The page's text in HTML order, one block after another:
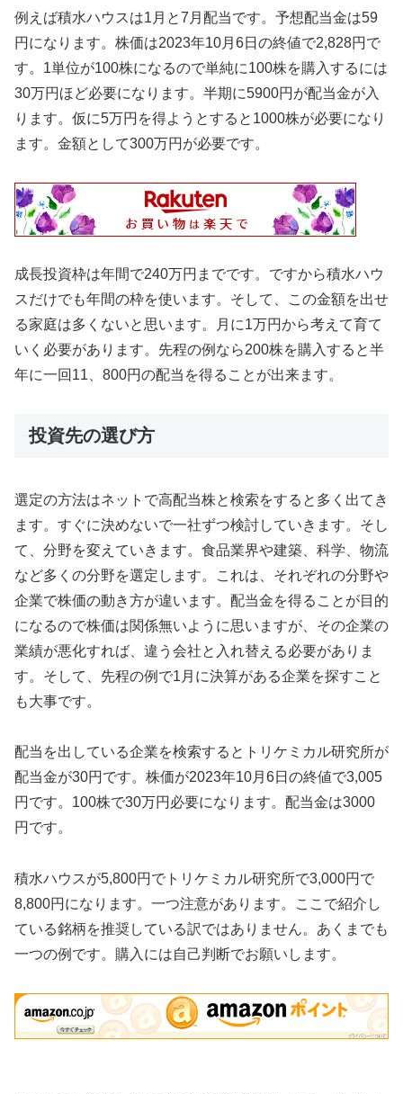
例えば積水ハウスは1月と7月配当です。予想配当金は59
円になります。株価は2023年10月6日の終値で2,828円で
す。1単位が100株になるので単純に100株を購入するには
30万円ほど必要になります。半期に5900円が配当金が入
ります。仮に5万円を得ようとすると1000株が必要になり
ます。金額として300万円が必要です。
成長投資枠は年間で240万円までです。ですから積水ハウ
スだけでも年間の枠を使います。そして、この金額を出せ
る家庭は多くないと思います。月に1万円から考えて育て
いく必要があります。先程の例なら200株を購入すると半
年に一回11、800円の配当を得ることが出来ます。
投資先の選び方
選定の方法はネットで高配当株と検索をすると多く出てき
ます。すぐに決めないで一社ずつ検討していきます。そし
て、分野を変えていきます。食品業界や建築、科学、物流
など多くの分野を選定します。これは、それぞれの分野や
企業で株価の動き方が違います。配当金を得ることが目的
になるので株価は関係無いように思いますが、その企業の
業績が悪化すれば、違う会社と入れ替える必要がありま
す。そして、先程の例で1月に決算がある企業を探すこと
も大事です。
配当を出している企業を検索するとトリケミカル研究所が
配当金が30円です。株価が2023年10月6日の終値で3,005
円です。100株で30万円必要になります。配当金は3000
円です。
積水ハウスが5,800円でトリケミカル研究所で3,000円で
8,800円になります。一つ注意があります。ここで紹介し
ている銘柄を推奨している訳ではありません。あくまでも
一つの例です。購入には自己判断でお願いします。